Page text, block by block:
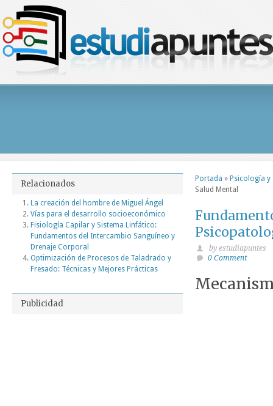
Portada » Psicología
Salud Mental
by estudiapuntes
0 Comment
Relacionados
La creación del hombre de Miguel Ángel
Vías para el desarrollo socioeconómico
Fisiología Capilar y Sistema Linfático:
Fundamentos del Intercambio Sanguíneo y
Drenaje Corporal
Optimización de Procesos de Taladrado y
Fresado: Técnicas y Mejores Prácticas
Publicidad